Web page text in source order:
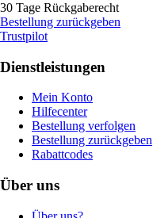
30 Tage Rückgaberecht
Bestellung zurückgeben
Trustpilot
Dienstleistungen
Mein Konto
Hilfecenter
Bestellung verfolgen
Bestellung zurückgeben
Rabattcodes
Über uns